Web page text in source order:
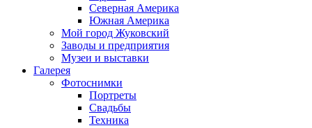
Северная Америка
Южная Америка
Мой город Жуковский
Заводы и предприятия
Музеи и выставки
Галерея
Фотоснимки
Портреты
Свадьбы
Техника